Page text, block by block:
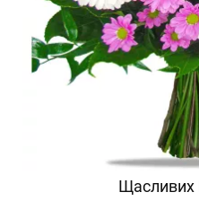
Щасливих